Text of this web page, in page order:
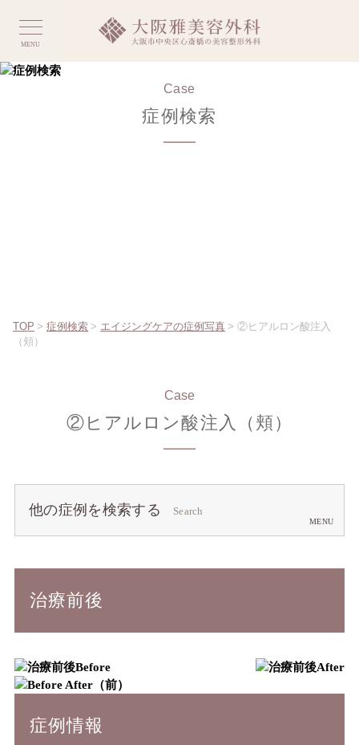
MENU
Case
症例検索
TOP > 症例検索 > エイジングケアの症例写真 > ②ヒアルロン酸注入
（頬）
Case
②ヒアルロン酸注入（頬）
他の症例を検索する Search
治療前後
Before After
症例情報